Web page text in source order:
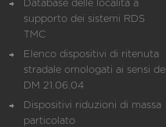
Database delle località a
supporto dei sistemi RDS
TMC
Elenco dispositivi di ritenuta
stradale omologati ai sensi del
DM 21.06.04
Dispositivi riduzioni di massa
particolato